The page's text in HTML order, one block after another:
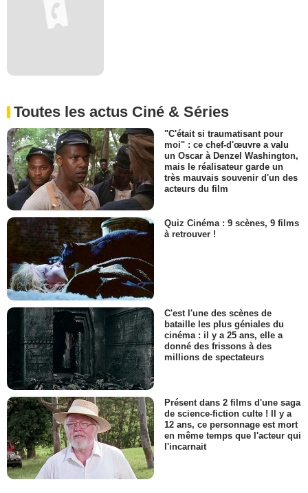
Toutes les actus Ciné & Séries
"C'était si traumatisant pour
moi" : ce chef-d'œuvre a valu
un Oscar à Denzel Washington,
mais le réalisateur garde un
très mauvais souvenir d'un des
acteurs du film
Quiz Cinéma : 9 scènes, 9 films
à retrouver !
C'est l'une des scènes de
bataille les plus géniales du
cinéma : il y a 25 ans, elle a
donné des frissons à des
millions de spectateurs
Présent dans 2 films d'une saga
de science-fiction culte ! Il y a
12 ans, ce personnage est mort
en même temps que l'acteur qui
l'incarnait